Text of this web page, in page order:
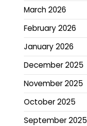
March 2026
February 2026
January 2026
December 2025
November 2025
October 2025
September 2025